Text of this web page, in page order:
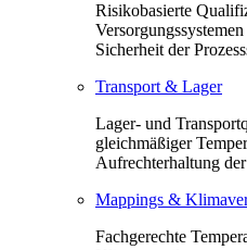
Risikobasierte
Sicherheit der
Transport & Lager
Lager- und
gleichmäßiger
Aufrechterhaltung
Mappings &
Fachgerechte